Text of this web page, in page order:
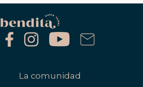
La comunidad